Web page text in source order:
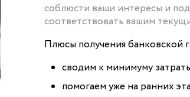
соблюсти ваши интересы и
соответствовать вашим
Плюсы получения банковской
сводим к минимуму
помогаем уже на ранних